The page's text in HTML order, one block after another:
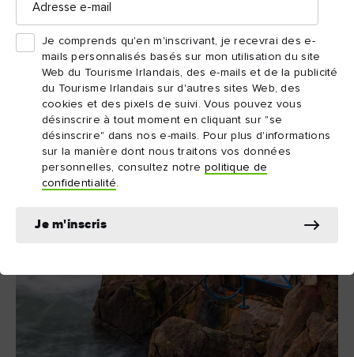
Je comprends qu'en m'inscrivant, je recevrai des e-
mails personnalisés basés sur mon utilisation du site
Web du Tourisme Irlandais, des e-mails et de la publicité
du Tourisme Irlandais sur d'autres sites Web, des
cookies et des pixels de suivi. Vous pouvez vous
désinscrire à tout moment en cliquant sur "se
désinscrire" dans nos e-mails. Pour plus d'informations
sur la manière dont nous traitons vos données
personnelles, consultez notre politique de
confidentialité.
Je m'inscris